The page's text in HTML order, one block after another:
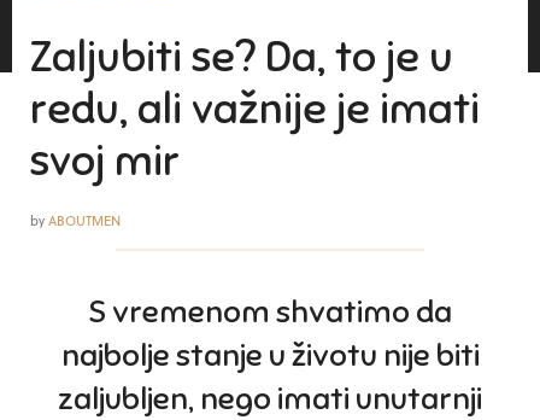
Zaljubiti se? Da, to je u
redu, ali važnije je imati
svoj mir
byABOUTMEN
S vremenom shvatimo da
najbolje stanje u životu nije biti
zaljubljen, nego imati unutarnji